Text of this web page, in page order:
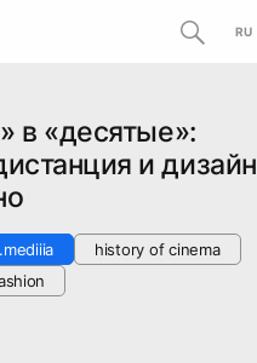
RU
в «десятые»:
и дизайн
history of cinema